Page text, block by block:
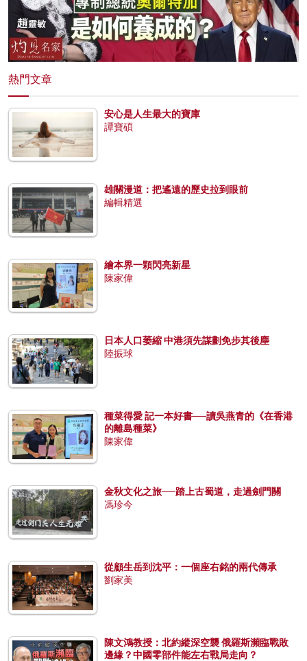
熱門文章
安心是人生最大的寶庫
譚寶碩
雄關漫道：把遙遠的歷史拉到眼前
編輯精選
繪本界一顆閃亮新星
陳家偉
日本人口萎縮 中港須先謀劃免步其後塵
陸振球
種菜得愛 記一本好書──讀吳燕青的《在香港
的離島種菜》
陳家偉
金秋文化之旅──踏上古蜀道，走過劍門關
馮珍今
從顧生岳到沈平：一個座右銘的兩代傳承
劉家美
陳文鴻教授：北約縱深空襲 俄羅斯瀕臨戰敗
邊緣？中國零部件能左右戰局走向？